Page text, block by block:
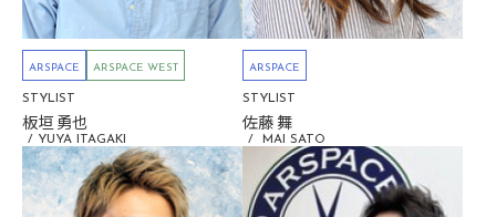
ARSPACE ARSPACE WEST
STYLIST
板垣 勇也
YUYA ITAGAKI
ARSPACE
STYLIST
佐藤 舞
MAI SATO